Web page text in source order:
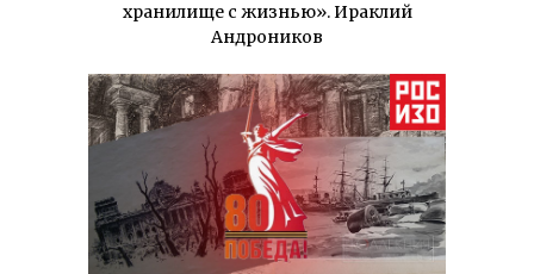
хранилище с жизнью». Ираклий
Андроников